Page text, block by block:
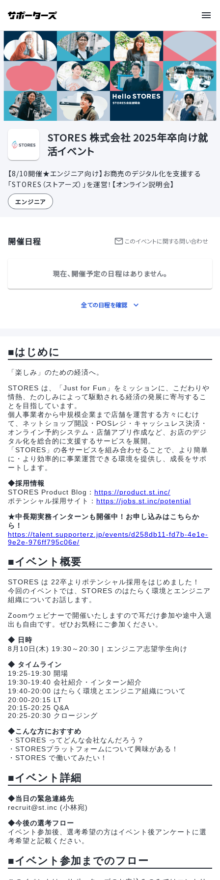
STORES 株式会社 2025年卒向け就
活イベント
【8/10開催★エンジニア向け】お商売のデジタル化を支援する
「STORES（ストアーズ）」を運営！【オンライン説明会】
エンジニア
開催日程 このイベントに関する問い合わせ
現在、開催予定の日程はありません。
全ての日程を確認
■はじめに
「楽しみ」のための経済へ。
STORES は、「Just for Fun」をミッションに、こだわりや
情熱、たのしみによって駆動される経済の発展に寄与するこ
とを目指しています。
個人事業者から中規模企業まで店舗を運営する方々にむけ
て、ネットショップ開設・POSレジ・キャッシュレス決済・
オンライン予約システム・店舗アプリ作成など、お店のデジ
タル化を総合的に支援するサービスを展開。
「STORES」の各サービスを組み合わせることで、より簡単
に・より効率的に事業運営できる環境を提供し、成長をサポ
ートします。
◆採用情報
STORES Product Blog： https://product.st.inc/
ポテンシャル採用サイト： https://jobs.st.inc/potential
★中長期実務インターンも開催中！お申し込みはこちらか
ら！
https://talent.supporterz.jp/events/d258db11-fd7b-4e1e-
9e2e-976ff795c06e/
■イベント概要
STORES は 22卒よりポテンシャル採用をはじめました！
今回のイベントでは、STORES のはたらく環境とエンジニア
組織についてお話します。
Zoomウェビナーで開催いたしますので耳だけ参加や途中入退
出も自由です。ぜひお気軽にご参加ください。
◆ 日時
8月10日(木) 19:30～20:30 | エンジニア志望学生向け
◆ タイムライン
19:25-19:30 開場
19:30-19:40 会社紹介・インターン紹介
19:40-20:00 はたらく環境とエンジニア組織について
20:00-20:15 LT
20:15-20:25 Q&A
20:25-20:30 クロージング
◆こんな方におすすめ
・STORES ってどんな会社なんだろう？
・STORESプラットフォームについて興味がある！
・STORES で働いてみたい！
■イベント詳細
◆当日の緊急連絡先
recruit@st.inc (小林宛)
◆今後の選考フロー
イベント参加後、選考希望の方はイベント後アンケートに選
考希望と記載ください。
■イベント参加までのフロー